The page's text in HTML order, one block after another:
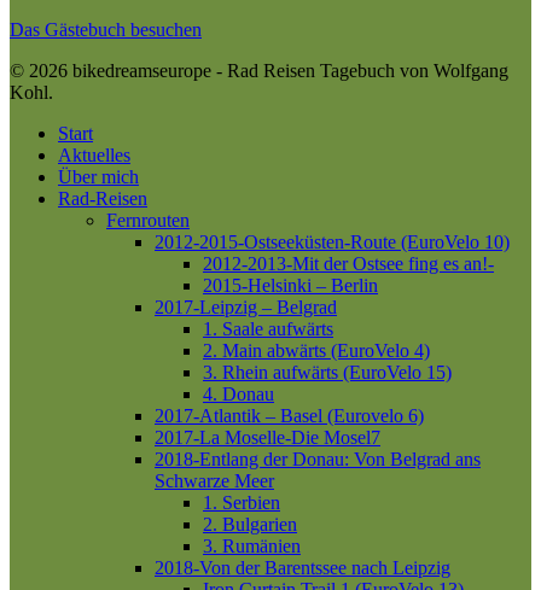
Das Gästebuch besuchen
© 2026 bikedreamseurope - Rad Reisen Tagebuch von Wolfgang
Kohl.
Close
Menu
Start
Aktuelles
Über mich
Rad-Reisen
Fernrouten
2012-2015-Ostseeküsten-Route (EuroVelo 10)
2012-2013-Mit der Ostsee fing es an!-
2015-Helsinki – Berlin
2017-Leipzig – Belgrad
1. Saale aufwärts
2. Main abwärts (EuroVelo 4)
3. Rhein aufwärts (EuroVelo 15)
4. Donau
2017-Atlantik – Basel (Eurovelo 6)
2017-La Moselle-Die Mosel7
2018-Entlang der Donau: Von Belgrad ans
Schwarze Meer
1. Serbien
2. Bulgarien
3. Rumänien
2018-Von der Barentssee nach Leipzig